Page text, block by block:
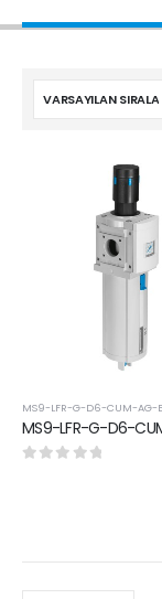
MS9-LFR-G-D6-CUM-AG-